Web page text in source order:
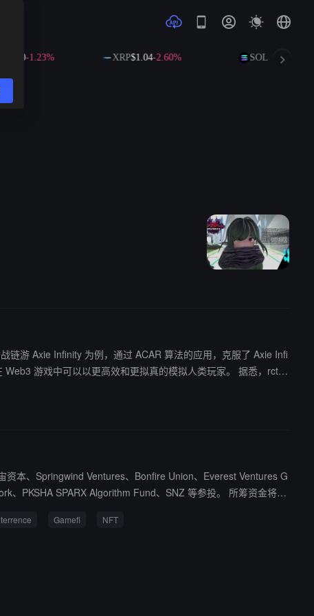
-1.23% XRP$1.04-2.60% SOL$73.08
链游 Axie Infinity 为例，通过 ACAR 算法的应用，克服了 Axie Infi
中可以以更高效和更拟真的模拟人类玩家。 据悉，rct A
本、Springwind Ventures、Bonfire Union、Everest Ventures G
SPARX Algorithm Fund、SNZ 等参投。 所筹资金将用
Gamefi NFT